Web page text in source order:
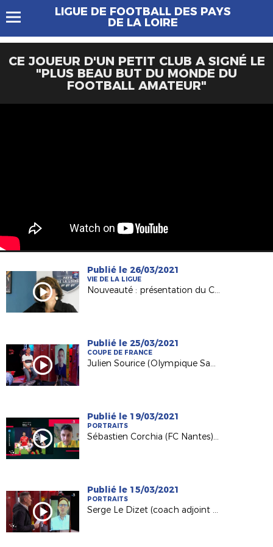
LIGUE DE FOOTBALL DES PAYS
DE LA LOIRE
CE JOUEUR D'UN PETIT CLUB A SIGNÉ LE
"PLUS BEAU BUT DU MONDE DU
FOOTBALL AMATEUR"
Publié le 26/03/2021
VIE DE LA LIGUE
Nouveauté : présentation du Conseil Consultatif des Clubs
Publié le 25/03/2021
COUPE DE FRANCE
Julien Sourice (Olympique Saumur) invité sur France 3 PDL
Publié le 19/03/2021
PORTRAITS
Sébastien Corchia (FC Nantes) invité de France 3 PDL
Publié le 15/03/2021
PORTRAITS
Serge Le Dizet (coach adjoint Angers SCO) invité de France 3 PDL